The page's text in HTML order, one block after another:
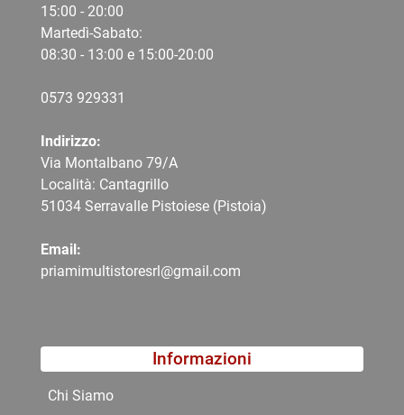
15:00 - 20:00
Martedì-Sabato:
08:30 - 13:00 e 15:00-20:00
0573 929331
Indirizzo:
Via Montalbano 79/A
Località: Cantagrillo
51034 Serravalle Pistoiese (Pistoia)
Email:
priamimultistoresrl@gmail.com
Informazioni
Chi Siamo